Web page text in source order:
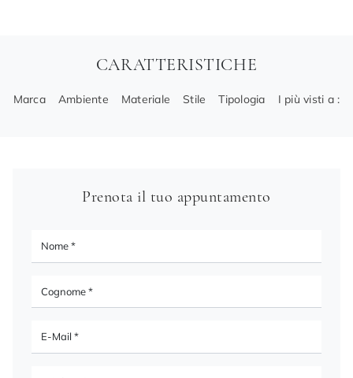
CARATTERISTICHE
Marca Ambiente Materiale Stile Tipologia I più visti a :
Prenota il tuo appuntamento